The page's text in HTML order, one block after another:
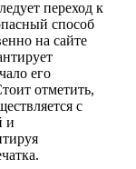
переход к
способ
на сайте
его
отметить,
с
и